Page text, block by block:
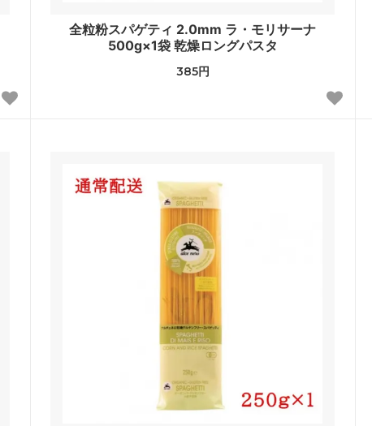
全粒粉スパゲティ 2.0mm ラ・モリサーナ
500g×1袋 乾燥ロングパスタ
385円